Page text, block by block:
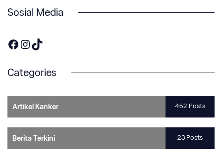
Sosial Media
https://www.facebook.com/OneOnco-104876148400857
https://www.instagram.com/accounts/login/?next=/one.onco/
TikTok
Categories
Artikel Kanker 452 Posts
Berita Terkini 23 Posts